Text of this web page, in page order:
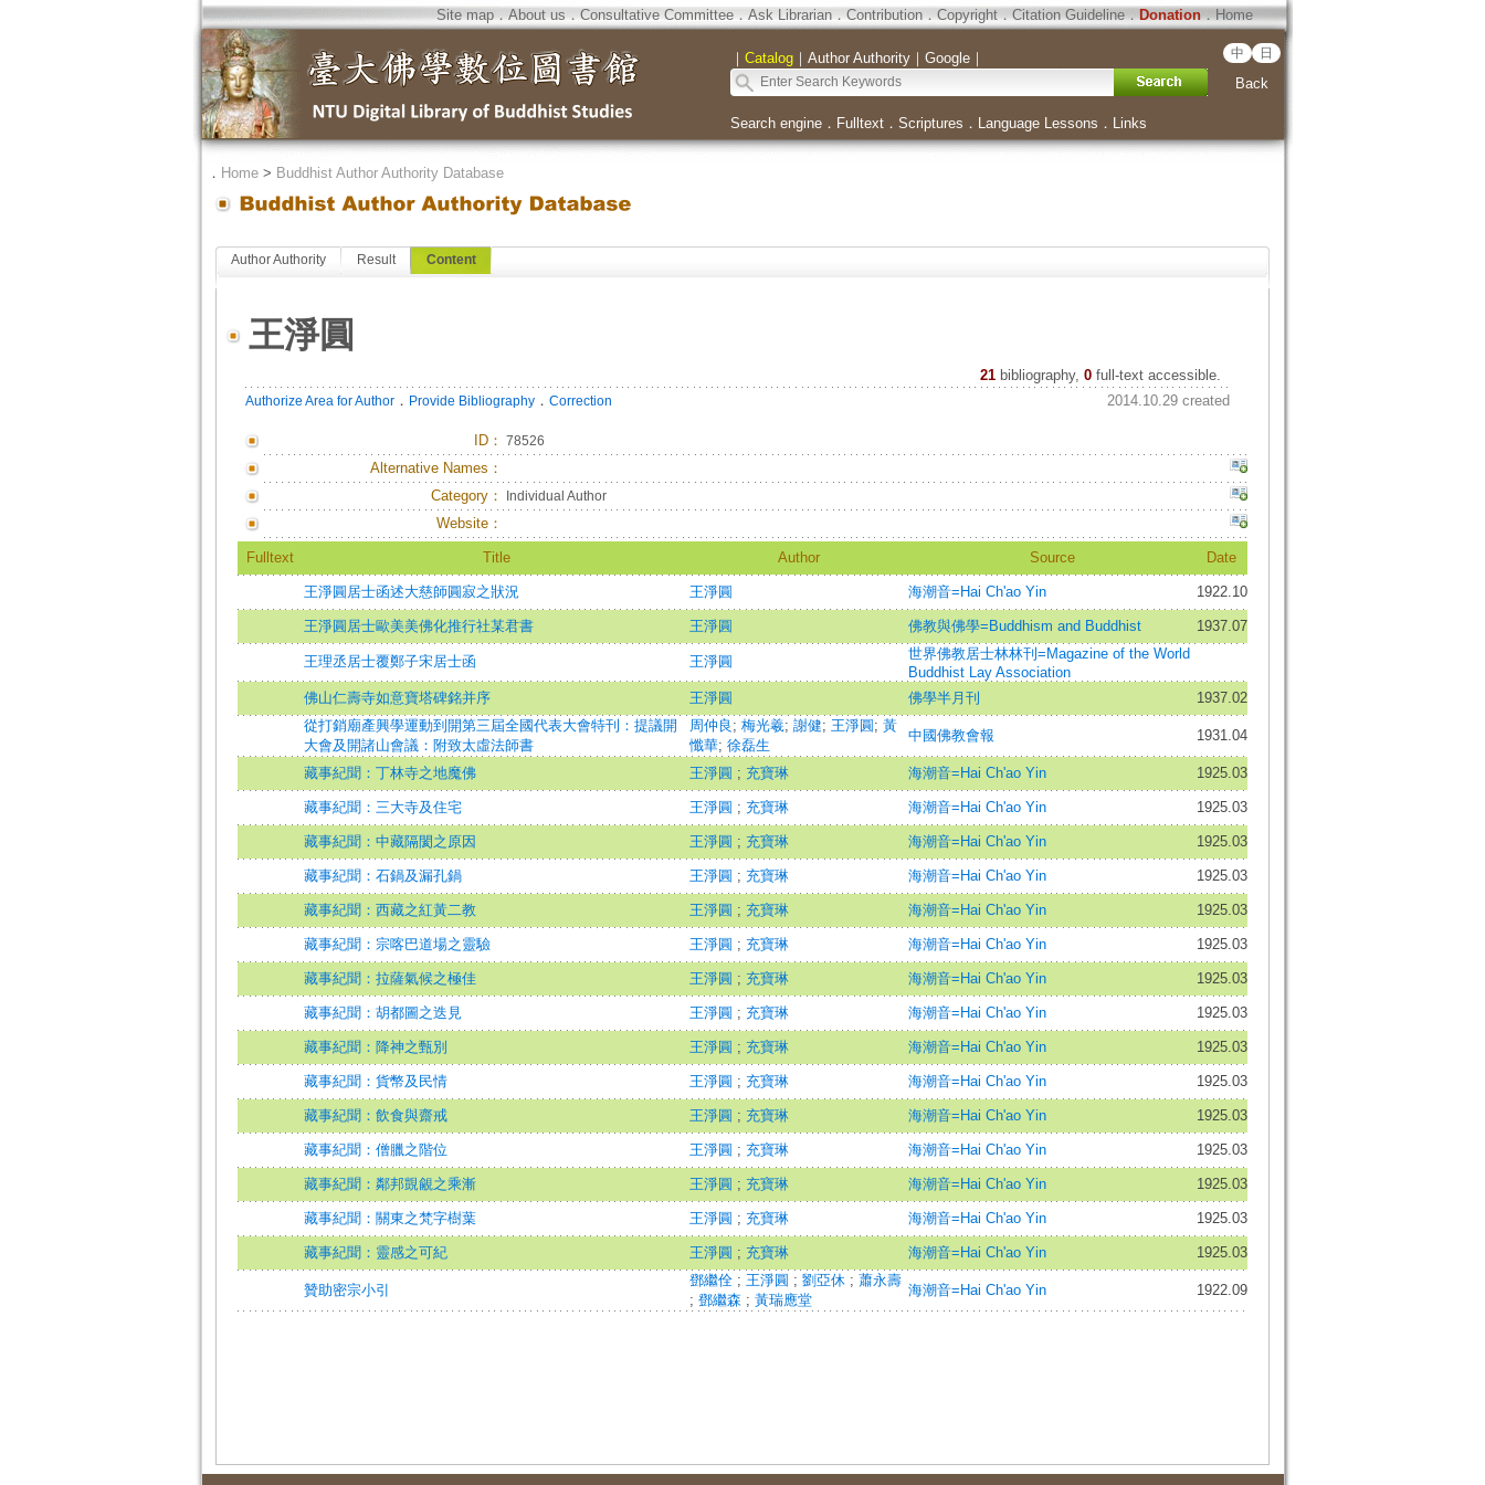
Site map．About us．Consultative Committee．Ask Librarian．Contribution．Copyright．Citation Guideline．Donation．Home
｜ Catalog｜ Author Authority｜ Google｜ 中 日
Back
Search engine． Fulltext． Scriptures ． Language Lessons ． Links
． Home> Buddhist Author Authority Database
Author Authority Result Content
王淨圓
21 bibliography, 0full-text accessible.
Authorize Area for Author． Provide Bibliography． Correction 2014.10.29 created
ID： 78526
Alternative Names：
Category：
Individual Author
Website：
Fulltext Title Author Source Date
王淨圓居士函述大慈師圓寂之狀況 王淨圓 海潮音=Hai Ch'ao Yin 1922.10
王淨圓居士歐美美佛化推行社某君書 王淨圓 佛教與佛學=Buddhism and Buddhist 1937.07
王理丞居士覆鄭子宋居士函 王淨圓
世界佛教居士林林刊=Magazine of the World
Buddhist Lay Association
佛山仁壽寺如意寶塔碑銘并序
王淨圓 佛學半月刊
1937.02
從打銷廟產興學運動到開第三屆全國代表大會特刊：提議開
大會及開諸山會議：附致太虛法師書
周仲良 ; 梅光羲; 謝健; 王淨圓 ; 黃
懺華; 徐磊生
中國佛教會報 1931.04
藏事紀聞：丁林寺之地魔佛 王淨圓 ; 充寶琳 海潮音=Hai Ch'ao Yin 1925.03
藏事紀聞：三大寺及住宅 王淨圓 ; 充寶琳 海潮音=Hai Ch'ao Yin 1925.03
藏事紀聞：中藏隔閡之原因 王淨圓 ; 充寶琳 海潮音=Hai Ch'ao Yin 1925.03
藏事紀聞：石鍋及漏孔鍋 王淨圓 ; 充寶琳 海潮音=Hai Ch'ao Yin 1925.03
藏事紀聞：西藏之紅黃二教 王淨圓 ; 充寶琳 海潮音=Hai Ch'ao Yin 1925.03
藏事紀聞：宗喀巴道場之靈驗 王淨圓 ; 充寶琳 海潮音=Hai Ch'ao Yin 1925.03
藏事紀聞：拉薩氣候之極佳 王淨圓 ; 充寶琳 海潮音=Hai Ch'ao Yin 1925.03
藏事紀聞：胡都圖之迭見 王淨圓 ; 充寶琳 海潮音=Hai Ch'ao Yin 1925.03
藏事紀聞：降神之甄別 王淨圓 ; 充寶琳 海潮音=Hai Ch'ao Yin 1925.03
藏事紀聞：貨幣及民情 王淨圓 ; 充寶琳 海潮音=Hai Ch'ao Yin 1925.03
藏事紀聞：飲食與齋戒 王淨圓 ; 充寶琳 海潮音=Hai Ch'ao Yin 1925.03
藏事紀聞：僧臘之階位 王淨圓 ; 充寶琳 海潮音=Hai Ch'ao Yin 1925.03
藏事紀聞：鄰邦覬覦之乘漸 王淨圓 ; 充寶琳 海潮音=Hai Ch'ao Yin 1925.03
藏事紀聞：關東之梵字樹葉 王淨圓 ; 充寶琳 海潮音=Hai Ch'ao Yin 1925.03
藏事紀聞：靈感之可紀 王淨圓 ; 充寶琳 海潮音=Hai Ch'ao Yin 1925.03
贊助密宗小引
鄧繼佺 ; 王淨圓 ; 劉亞休 ; 蕭永壽
; 鄧繼森 ; 黃瑞應堂
海潮音=Hai Ch'ao Yin 1922.09